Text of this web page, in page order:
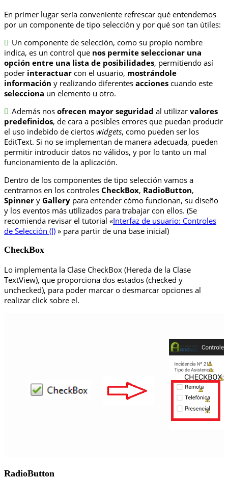
En primer lugar sería conveniente refrescar qué entendemos
por un componente de tipo selección y por qué son tan útiles:
Un componente de selección, como su propio nombre
indica, es un control que nos permite seleccionar una
opción entre una lista de posibilidades, permitiendo así
poder interactuar con el usuario, mostrándole
información y realizando diferentes acciones cuando este
selecciona un elemento u otro.
Además nos ofrecen mayor seguridad al utilizar valores
predefinidos, de cara a posibles errores que puedan producir
el uso indebido de ciertos widgets, como pueden ser los
EditText. Si no se implementan de manera adecuada, pueden
permitir introducir datos no válidos, y por lo tanto un mal
funcionamiento de la aplicación.
Dentro de los componentes de tipo selección vamos a
centrarnos en los controles CheckBox, RadioButton,
Spinner y Gallery para entender cómo funcionan, su diseño
y los eventos más utilizados para trabajar con ellos. (Se
recomienda revisar el tutorial «Interfaz de usuario: Controles
de Selección (I) » para partir de una base inicial)
CheckBox
Lo implementa la Clase CheckBox (Hereda de la Clase
TextView), que proporciona dos estados (checked y
unchecked), para poder marcar o desmarcar opciones al
realizar click sobre el.
RadioButton